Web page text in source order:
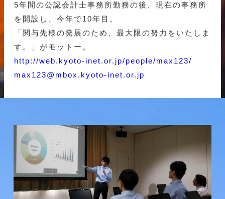
5年間の公認会計士事務所勤務の後、現在の事務所
を開設し、今年で10年目。
「関与先様の発展のため、最大限の努力をいたしま
す。」がモットー。
http://web.kyoto-inet.or.jp/people/max123/
max123@mbox.kyoto-inet.or.jp